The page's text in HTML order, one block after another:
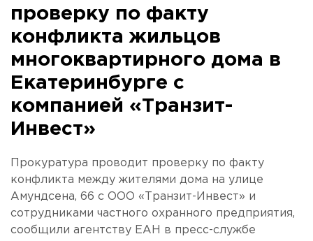
проверку по факту
конфликта жильцов
многоквартирного дома в
Екатеринбурге с
компанией «Транзит-
Инвест»
Прокуратура проводит проверку по факту
конфликта между жителями дома на улице
Амундсена, 66 с ООО «Транзит-Инвест» и
сотрудниками частного охранного предприятия,
сообщили агентству ЕАН в пресс-службе